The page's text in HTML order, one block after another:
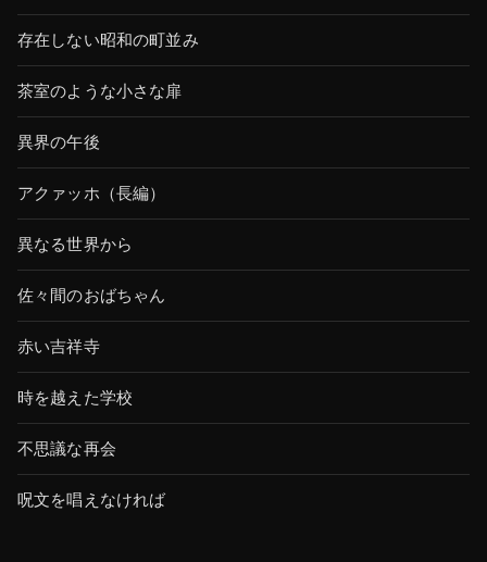
存在しない昭和の町並み
茶室のような小さな扉
異界の午後
アクァッホ（長編）
異なる世界から
佐々間のおばちゃん
赤い吉祥寺
時を越えた学校
不思議な再会
呪文を唱えなければ